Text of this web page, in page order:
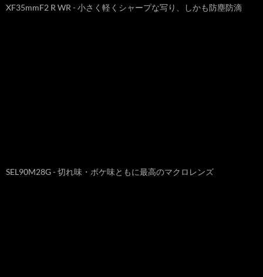
XF35mmF2 R WR - 小さく軽くシャープな写り、しかも防塵防滴
SEL90M28G - 切れ味・ボケ味ともに最高のマクロレンズ